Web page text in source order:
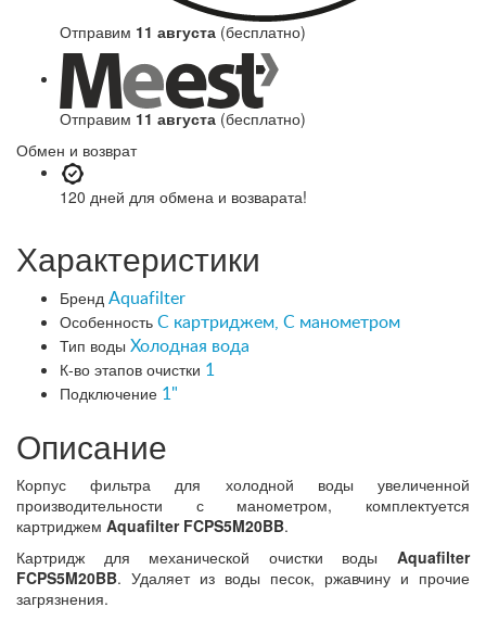
Отправим 11 августа (бесплатно)
Отправим 11 августа (бесплатно)
Обмен и возврат
120 дней для обмена и возварата!
Характеристики
Бренд Aquafilter
Особенность С картриджем, С манометром
Тип воды Холодная вода
К-во этапов очистки 1
Подключение 1"
Описание
Корпус фильтра для холодной воды увеличенной
производительности с манометром, комплектуется
картриджем Aquafilter FCPS5M20BB.
Картридж для механической очистки воды Aquafilter
FCPS5M20BB. Удаляет из воды песок, ржавчину и прочие
загрязнения.